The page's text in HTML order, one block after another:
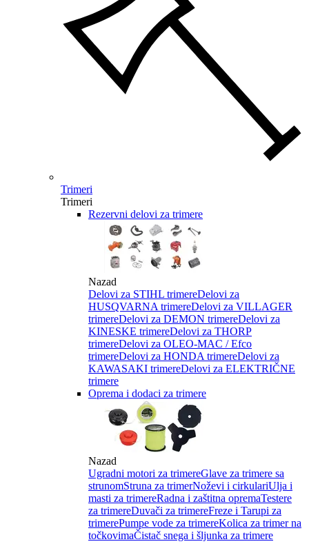
Trimeri
Trimeri
Rezervni delovi za trimere
Nazad
Delovi za STIHL trimereDelovi za
HUSQVARNA trimereDelovi za VILLAGER
trimereDelovi za DEMON trimereDelovi za
KINESKE trimereDelovi za THORP
trimereDelovi za OLEO-MAC / Efco
trimereDelovi za HONDA trimereDelovi za
KAWASAKI trimereDelovi za ELEKTRIČNE
trimere
Oprema i dodaci za trimere
Nazad
Ugradni motori za trimereGlave za trimere sa
strunomStruna za trimerNoževi i cirkulariUlja i
masti za trimereRadna i zaštitna opremaTestere
za trimereDuvači za trimereFreze i Tarupi za
trimerePumpe vode za trimereKolica za trimer na
točkovimaČistač snega i šljunka za trimere